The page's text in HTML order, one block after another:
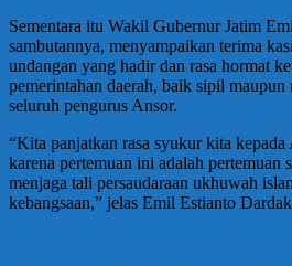
Sementara itu Wakil Gubernur Jatim
sambutannya, menyampaikan terima
undangan yang hadir dan rasa hormat
pemerintahan daerah, baik sipil
seluruh pengurus Ansor.
“Kita panjatkan rasa syukur kita kepada
karena pertemuan ini adalah pertemuan
menjaga tali persaudaraan ukhuwah
kebangsaan,” jelas Emil Estianto